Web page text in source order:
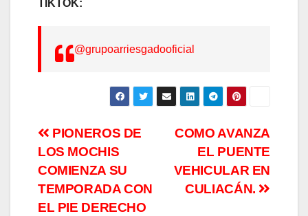
TIKTOK:
@grupoarriesgadooficial
Navegación
de
entradas
COMO AVANZA
EL PUENTE
VEHICULAR EN
CULIACÁN.
PIONEROS DE
LOS MOCHIS
COMIENZA SU
TEMPORADA CON
EL PIE DERECHO